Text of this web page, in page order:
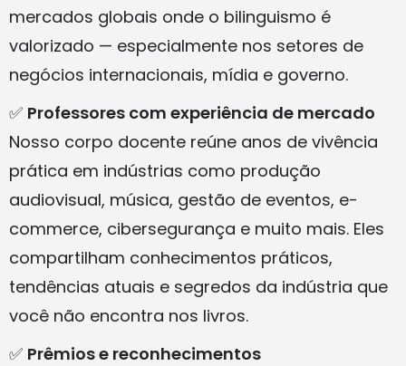
mercados globais onde o bilinguismo é
valorizado — especialmente nos setores de
negócios internacionais, mídia e governo.
✅ Professores com experiência de mercado
Nosso corpo docente reúne anos de vivência
prática em indústrias como produção
audiovisual, música, gestão de eventos, e-
commerce, cibersegurança e muito mais. Eles
compartilham conhecimentos práticos,
tendências atuais e segredos da indústria que
você não encontra nos livros.
✅ Prêmios e reconhecimentos